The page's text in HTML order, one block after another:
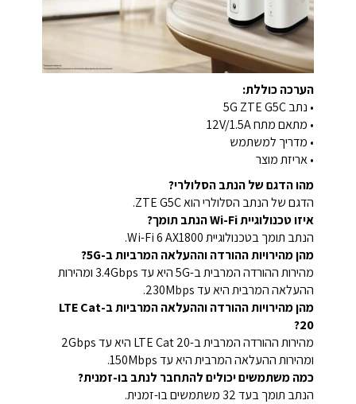
הערכה כוללת:
• נתב 5G ZTE G5C
• מתאם מתח ‎12V/1.5A
• מדריך למשתמש
• אריזת מוצר
מהו הדגם של הנתב הסלולרי?
הדגם של הנתב הסלולרי הוא ZTE G5C.
איזו טכנולוגיית Wi-Fi הנתב תומך?
הנתב תומך בטכנולוגיית Wi-Fi 6 AX1800.
מהן מהירויות ההורדה וההעלאה המרביות ב-5G?
מהירות ההורדה המרבית ב-5G היא עד 3.4Gbps ומהירות
ההעלאה המרבית היא עד 230Mbps.
מהן מהירויות ההורדה וההעלאה המרביות ב-LTE Cat
20?
מהירות ההורדה המרבית ב-LTE Cat 20 היא עד 2Gbps
ומהירות ההעלאה המרבית היא עד 150Mbps.
כמה משתמשים יכולים להתחבר לנתב בו-זמנית?
הנתב תומך בעד 32 משתמשים בו-זמנית.